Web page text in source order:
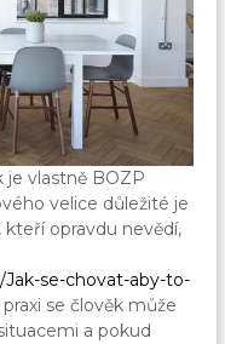
je vlastně BOZP
velice důležité je
kteří opravdu nevědí,
se-chovat-aby-to-
se člověk může
a pokud